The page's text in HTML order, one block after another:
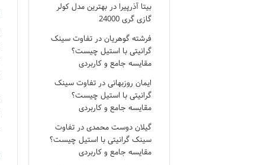
بیتا آذرپیرا دربهترین مدل کولر
گازی گری 24000
فرشته گوهریان درتفاوت سینک
گرانیتی با استیل چیست؟
مقایسه جامع و کاربردی
ایمان روزبهانی درتفاوت سینک
گرانیتی با استیل چیست؟
مقایسه جامع و کاربردی
گیلان دوست محمدی درتفاوت
سینک گرانیتی با استیل چیست؟
مقایسه جامع و کاربردی